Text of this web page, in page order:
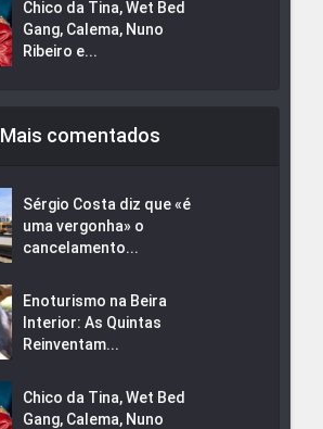
Chico da Tina, Wet Bed
Gang, Calema, Nuno
Ribeiro e...
Mais comentados
Sérgio Costa diz que «é
uma vergonha» o
cancelamento...
Enoturismo na Beira
Interior: As Quintas
Reinventam...
Chico da Tina, Wet Bed
Gang, Calema, Nuno